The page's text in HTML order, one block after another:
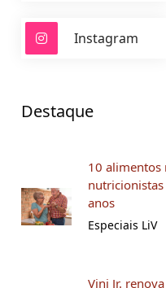
Instagram
Destaque
10 alimentos
anos
Especiais LiV
Vini Jr.